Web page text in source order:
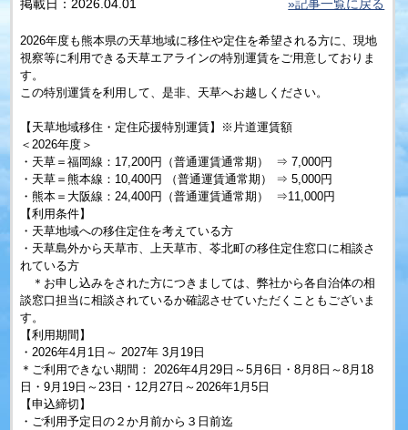
掲載日：2026.04.01 »記事一覧に戻る
2026年度も熊本県の天草地域に移住や定住を希望される方に、現地
視察等に利用できる天草エアラインの特別運賃をご用意しておりま
す。
この特別運賃を利用して、是非、天草へお越しください。
【天草地域移住・定住応援特別運賃】※片道運賃額
＜2026年度＞
・天草＝福岡線：17,200円（普通運賃通常期） ⇒ 7,000円
・天草＝熊本線：10,400円 （普通運賃通常期） ⇒ 5,000円
・熊本＝大阪線：24,400円（普通運賃通常期） ⇒11,000円
【利用条件】
・天草地域への移住定住を考えている方
・天草島外から天草市、上天草市、苓北町の移住定住窓口に相談さ
れている方
＊お申し込みをされた方につきましては、弊社から各自治体の相
談窓口担当に相談されているか確認させていただくこともございま
す。
【利用期間】
・2026年4月1日～ 2027年 3月19日
＊ご利用できない期間： 2026年4月29日～5月6日・8月8日～8月18
日・9月19日～23日・12月27日～2026年1月5日
【申込締切】
・ご利用予定日の２か月前から３日前迄